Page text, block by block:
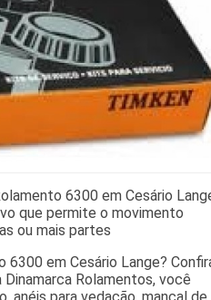
6300 em Cesário
que permite o movimento
ou mais partes
6300 em Cesário Lange?
Rolamentos, você